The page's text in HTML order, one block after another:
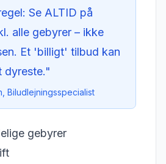
Se ALTID på
alle gebyrer – ikke
Et 'billigt' tilbud kan
dyreste."
Biludlejningsspecialist
gebyrer